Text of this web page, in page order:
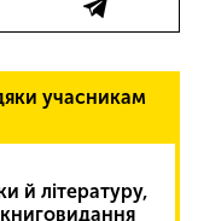
учасникам
й літературу,